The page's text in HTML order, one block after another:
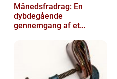
Månedsfradrag: En
dybdegående
gennemgang af et
investorer og finansfolk